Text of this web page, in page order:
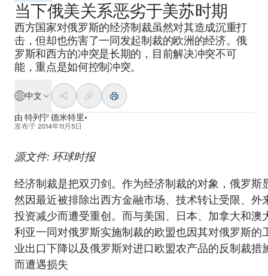
当下俄美关系恶劣于美苏时期
西方国家对俄罗斯的经济制裁虽然对其造成沉重打
击，但却也伤害了一同发起制裁的欧洲的经济。俄
罗斯和西方的冲突是长期的，目前解决冲突不可
能，重点是如何控制冲突。
中文
由 特列宁 德米特里•
发布于 2014年11月5日
源文件: 环球时报
经济制裁是把双刃剑。作为经济制裁的对象，俄罗斯
然因最近被排除出西方金融市场、技术转让受限、外
投资减少而遭受重创。而与美国、日本、加拿大和澳
利亚一同对俄罗斯实施制裁的欧盟也因其对俄罗斯的
业出口下降以及俄罗斯对进口欧盟农产品的反制裁措
而遭遇损失